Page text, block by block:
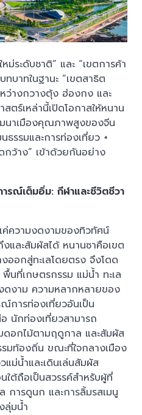
ม่ระดับชาติ” และ “เขตการค้า
บาทในฐานะ “เขตสาธิต
ว่างกวางตุ้ง ฮ่องกง และ
สตร์เหล่านี้เปิดโอกาสให้หนาน
ฒนาเมืองคุณภาพสูงของจีน
รรมและการท่องเที่ยว +
กว้าง” เข้าด้วยกันอย่าง
รณ์เต็มอิ่ม: กีฬาและชีวิตชีวา
ค่ความงดงามของทิวทัศน์
และสัมผัสได้ หนานซาคือเขต
ออกสู่ทะเลโดยตรง จึงโดด
นที่เกษตรกรรม แม่น้ำ ทะเล
ดงาม ความหลากหลายของ
ณ์การท่องเที่ยวอันเป็น
นักท่องเที่ยวสามารถ
ดอกไม้ตามฤดูกาล และสัมผัส
ท้องถิ่น ขณะที่ใจกลางเมือง
แม่น้ำและเดินเล่นสัมผัส
ใต้ถือเป็นสวรรค์สำหรับผู้ที่
การดูนก และการลิ้มรสเมนู
ลุ่มน้ำ